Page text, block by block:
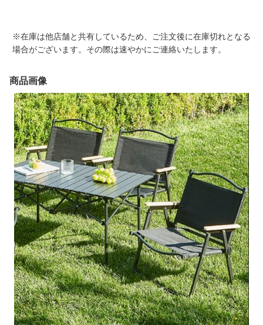
※在庫は他店舗と共有しているため、ご注文後に在庫切れとなる
場合がございます。その際は速やかにご連絡いたします。
商品画像